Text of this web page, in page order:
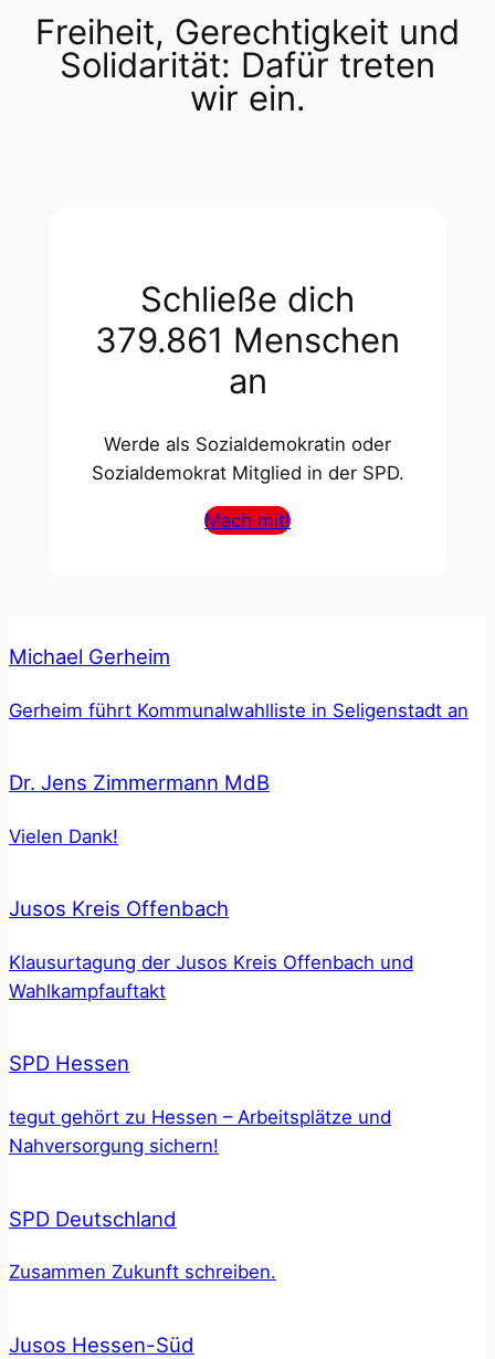
Freiheit, Gerechtigkeit und
Solidarität: Dafür treten
wir ein.
Schließe dich
379.861 Menschen
an
Werde als Sozialdemokratin oder
Sozialdemokrat Mitglied in der SPD.
Mach mit!
Michael Gerheim
Gerheim führt Kommunalwahlliste in Seligenstadt an
Dr. Jens Zimmermann MdB
Vielen Dank!
Jusos Kreis Offenbach
Klausurtagung der Jusos Kreis Offenbach und
Wahlkampfauftakt
SPD Hessen
tegut gehört zu Hessen – Arbeitsplätze und
Nahversorgung sichern!
SPD Deutschland
Zusammen Zukunft schreiben.
Jusos Hessen-Süd